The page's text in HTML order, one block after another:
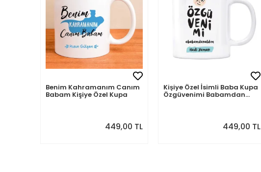
Benim Kahramanım Canım
Babam Kişiye Özel Kupa
449,00 TL
Kişiye Özel İsimli Baba Kupa
Özgüvenimi Babamdan
449,00 TL